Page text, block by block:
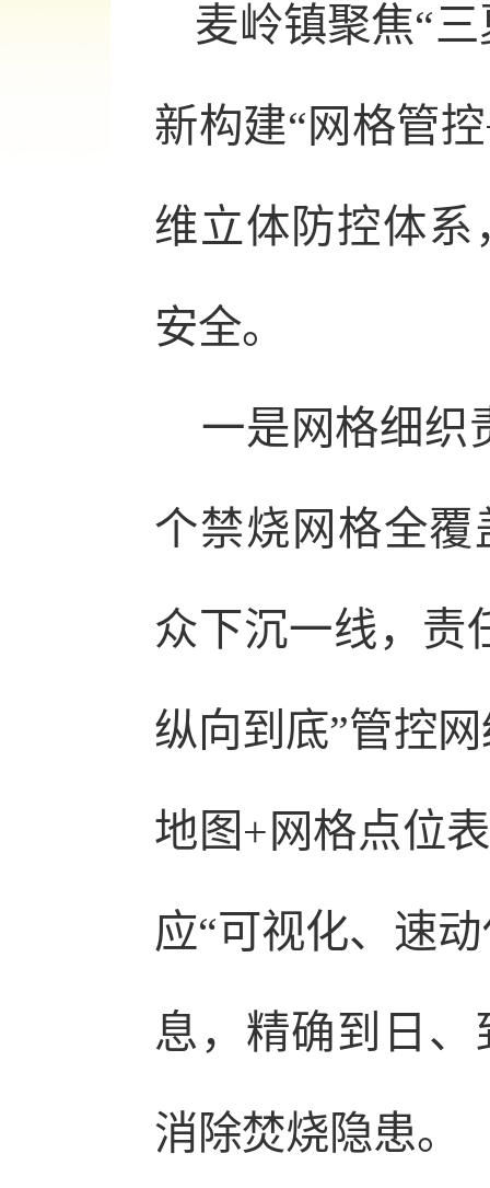
麦岭镇聚焦“
新构建“网格管
维立体防控体
安全。
一是网格细织
个禁烧网格全覆
众下沉一线，责
纵向到底”管控
地图+网格点位
应“可视化、速
息，精确到日
消除焚烧隐患。